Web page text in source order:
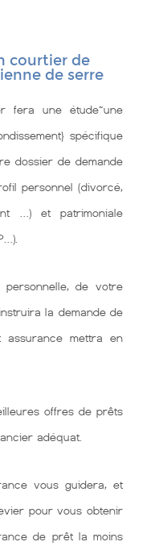
courtier de
de serre
fera une étude~une
spécifique
dossier de demande
personnel (divorcé,
…) et patrimoniale
de votre
la demande de
assurance mettra en
offres de prêts
adéquat.
vous guidera, et
pour vous obtenir
de prêt la moins